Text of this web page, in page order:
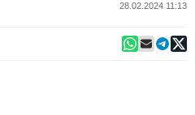
28.02.2024 11:13